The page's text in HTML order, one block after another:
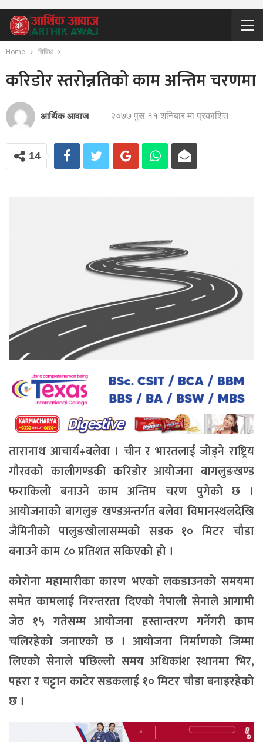
Home विविध
करिडोर स्तरोन्नतिको काम अन्तिम चरणमा
आर्थिक आवाज २०७७ पुस ११ शनिबार मा प्रकाशित
14
तारानाथ आचार्य÷बलेवा । चीन र भारतलाई जोड्ने राष्ट्रिय
गौरवको कालीगण्डकी करिडोर आयोजना बागलुङखण्ड
फराकिलो बनाउने काम अन्तिम चरण पुगेको छ ।
आयोजनाको बागलुङ खण्डअन्तर्गत बलेवा विमानस्थलदेखि
जैमिनीको पालुङखोलासम्मको सडक १० मिटर चौडा
बनाउने काम ८० प्रतिशत सकिएको हो ।
कोरोना महामारीका कारण भएको लकडाउनको समयमा
समेत कामलाई निरन्तरता दिएको नेपाली सेनाले आगामी
जेठ १५ गतेसम्म आयोजना हस्तान्तरण गर्नेगरी काम
चलिरहेको जनाएको छ । आयोजना निर्माणको जिम्मा
लिएको सेनाले पछिल्लो समय अधिकांश स्थानमा भिर,
पहरा र चट्टान काटेर सडकलाई १० मिटर चौडा बनाइरहेको
छ ।